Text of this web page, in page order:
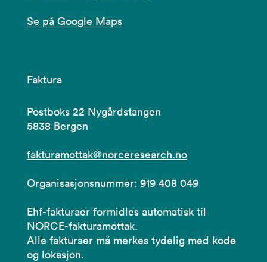
Se på Google Maps
Faktura
Postboks 22 Nygårdstangen
5838 Bergen
fakturamottak@norceresearch.no
Organisasjonsnummer: 919 408 049
Ehf-fakturaer formidles automatisk til
NORCE-fakturamottak.
Alle fakturaer må merkes tydelig med kode
og lokasjon.